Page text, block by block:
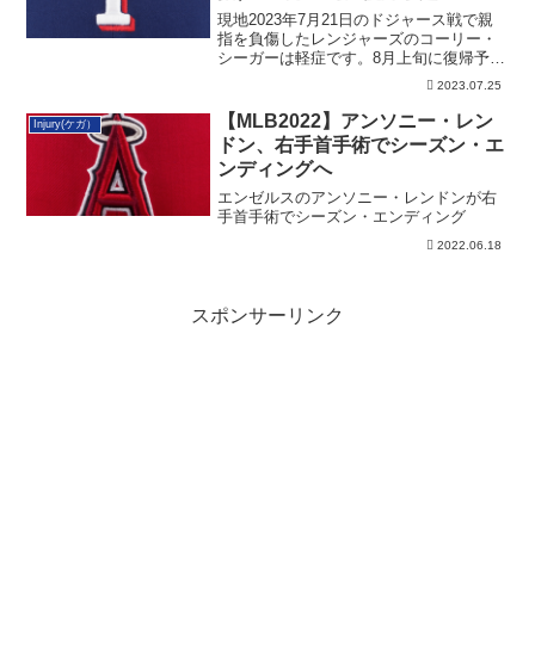
現地2023年7月21日のドジャース戦で親
指を負傷したレンジャーズのコーリー・
シーガーは軽症です。8月上旬に復帰予
定。この後、アストロズとの首位攻防。
2023.07.25
Injury(ケガ）
【MLB2022】アンソニー・レン
ドン、右手首手術でシーズン・エ
ンディングへ
エンゼルスのアンソニー・レンドンが右
手首手術でシーズン・エンディング
2022.06.18
スポンサーリンク